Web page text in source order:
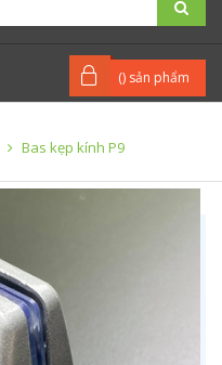
() sản phẩm
Bas kẹp kính P9